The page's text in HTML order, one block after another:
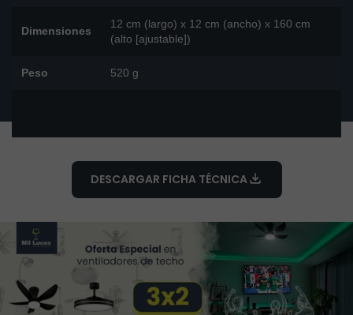
Dimensiones
12 cm (largo) x 12 cm (ancho) x 160 cm
(alto [ajustable])
Peso 520 g
DESCARGAR FICHA TÉCNICA